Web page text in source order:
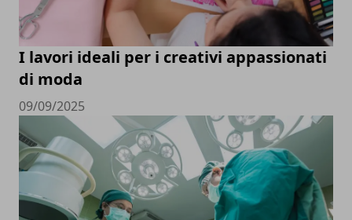
I lavori ideali per i creativi appassionati
di moda
09/09/2025